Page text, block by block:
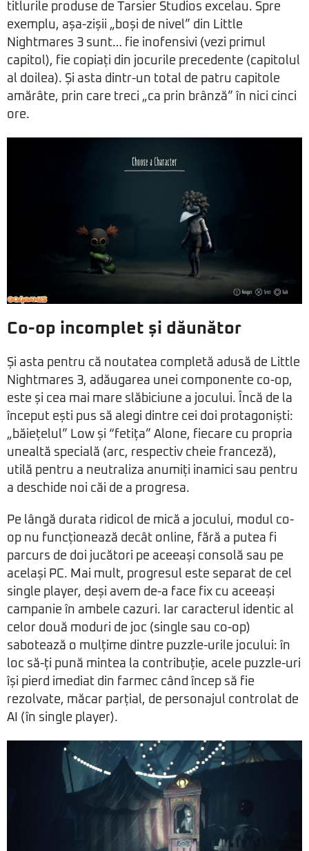
titlurile produse de Tarsier Studios excelau. Spre
exemplu, așa-zișii „boși de nivel” din Little
Nightmares 3 sunt… fie inofensivi (vezi primul
capitol), fie copiați din jocurile precedente (capitolul
al doilea). Și asta dintr-un total de patru capitole
amărâte, prin care treci „ca prin brânză” în nici cinci
ore.
Co-op incomplet și dăunător
Și asta pentru că noutatea completă adusă de Little
Nightmares 3, adăugarea unei componente co-op,
este și cea mai mare slăbiciune a jocului. Încă de la
început ești pus să alegi dintre cei doi protagoniști:
„băiețelul” Low și “fetița” Alone, fiecare cu propria
unealtă specială (arc, respectiv cheie franceză),
utilă pentru a neutraliza anumiți inamici sau pentru
a deschide noi căi de a progresa.
Pe lângă durata ridicol de mică a jocului, modul co-
op nu funcționează decât online, fără a putea fi
parcurs de doi jucători pe aceeași consolă sau pe
același PC. Mai mult, progresul este separat de cel
single player, deși avem de-a face fix cu aceeași
campanie în ambele cazuri. Iar caracterul identic al
celor două moduri de joc (single sau co-op)
sabotează o mulțime dintre puzzle-urile jocului: în
loc să-ți pună mintea la contribuție, acele puzzle-uri
își pierd imediat din farmec când încep să fie
rezolvate, măcar parțial, de personajul controlat de
AI (în single player).